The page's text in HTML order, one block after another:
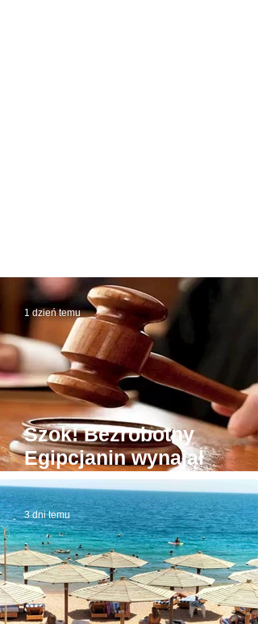
Szok! Bezrobotny
Egipcjanin wynajął
budynek sądu. W
roboty todze wyłudzał
łapówki od naiwnych
1 dzień temu
3 dni temu